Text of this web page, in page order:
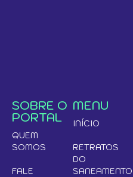
SOBRE O
PORTAL
QUEM
SOMOS
FALE
MENU
INÍCIO
RETRATOS
DO
SANEAMENTO